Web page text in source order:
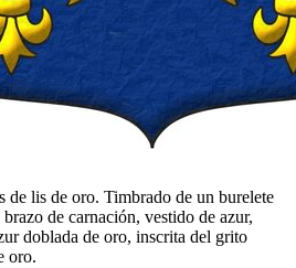
de lis de oro. Timbrado de un burelete
de carnación, vestido de azur,
doblada de oro, inscrita del grito
oro.